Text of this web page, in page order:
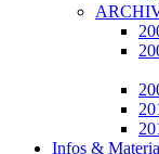
Infos &